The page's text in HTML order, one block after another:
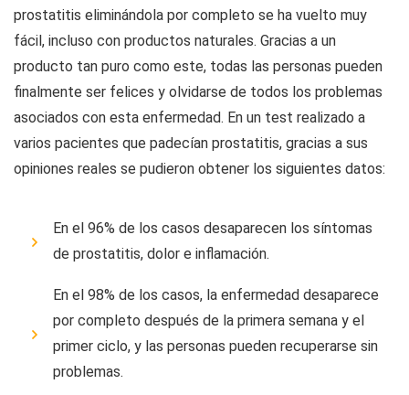
prostatitis eliminándola por completo se ha vuelto muy
fácil, incluso con productos naturales. Gracias a un
producto tan puro como este, todas las personas pueden
finalmente ser felices y olvidarse de todos los problemas
asociados con esta enfermedad. En un test realizado a
varios pacientes que padecían prostatitis, gracias a sus
opiniones reales se pudieron obtener los siguientes datos:
En el 96% de los casos desaparecen los síntomas
de prostatitis, dolor e inflamación.
En el 98% de los casos, la enfermedad desaparece
por completo después de la primera semana y el
primer ciclo, y las personas pueden recuperarse sin
problemas.